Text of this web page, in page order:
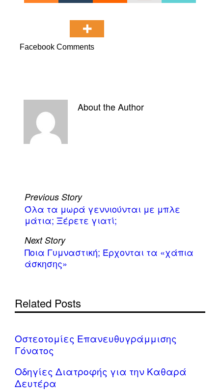
Facebook Comments
About the Author
Previous Story
Όλα τα μωρά γεννιούνται με μπλε
μάτια; Ξέρετε γιατί;
Next Story
Ποια Γυμναστική; Έρχονται τα «χάπια
άσκησης»
Related Posts
Οστεοτομίες Επανευθυγράμμισης
Γόνατος
Οδηγίες Διατροφής για την Καθαρά
Δευτέρα